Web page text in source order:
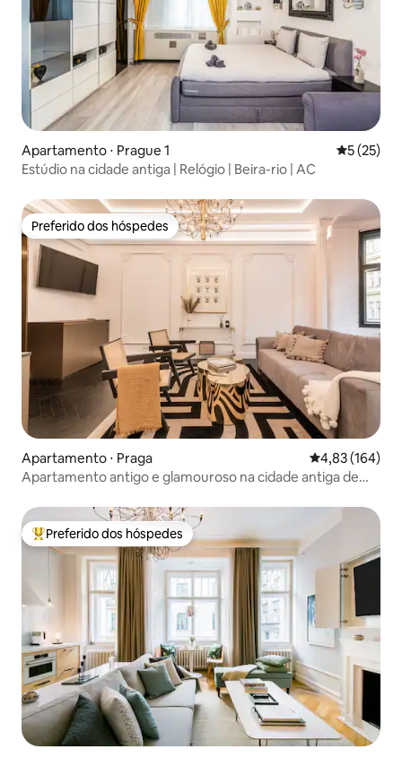
Apartamento ⋅ Prague 1 5 de uma
5 (25)
Estúdio na cidade antiga | Relógio | Beira-rio | AC
Preferido dos hóspedes
Preferido dos hóspedes
Apartamento ⋅ Praga 4,83 de uma
4,83 (164)
Apartamento antigo e glamouroso na cidade antiga de
Entre os melhores preferidos dos hóspedes
Preferido dos hóspedes